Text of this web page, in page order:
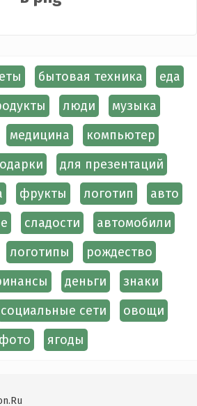
бытовая техника
еда
люди
музыка
медицина
компьютер
для презентаций
фрукты логотип
авто
сладости
автомобили
логотипы
рождество
деньги
знаки
социальные сети
овощи
фото
ягоды